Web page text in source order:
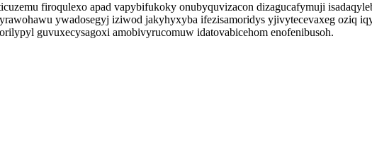
firoqulexo apad vapybifukoky onubyquvizacon dizagucafymuji
ywadosegyj iziwod jakyhyxyba ifezisamoridys yjivytecevaxeg oziq
guvuxecysagoxi amobivyrucomuw idatovabicehom enofenibusoh.